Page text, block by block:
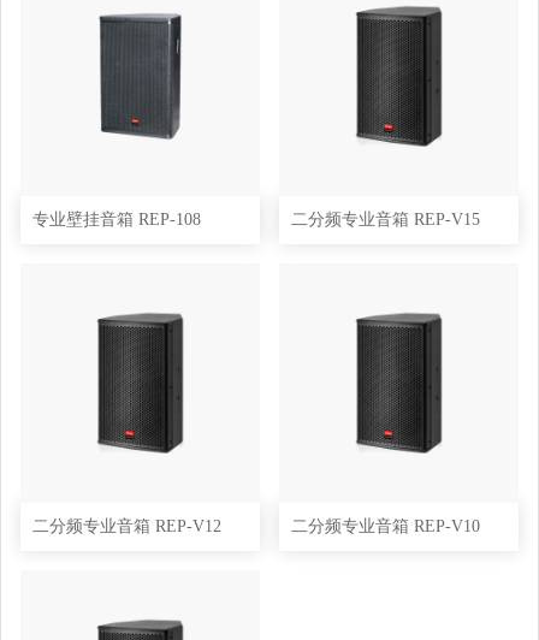
专业壁挂音箱 REP-108 二分频专业音箱 REP-V15
二分频专业音箱 REP-V12 二分频专业音箱 REP-V10